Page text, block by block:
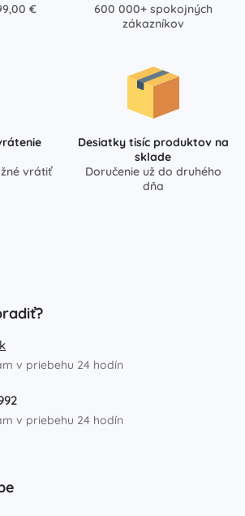
€
600 000+ spokojných
zákazníkov
vrátiť
Desiatky tisíc produktov na
sklade
Doručenie už do druhého
dňa
v priebehu 24 hodín
v priebehu 24 hodín